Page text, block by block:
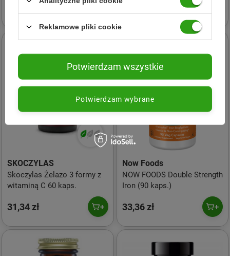
SKOCZYLAS
Skoczylas Żelazo 3 formy z
witaminą C 60 kaps.
31,34 zł
Now Foods
NOW FOODS Double Strength
Iron (90 kaps.)
33,36 zł
Reklamowe pliki cookie
Potwierdzam wybrane
Potwierdzam wszystkie